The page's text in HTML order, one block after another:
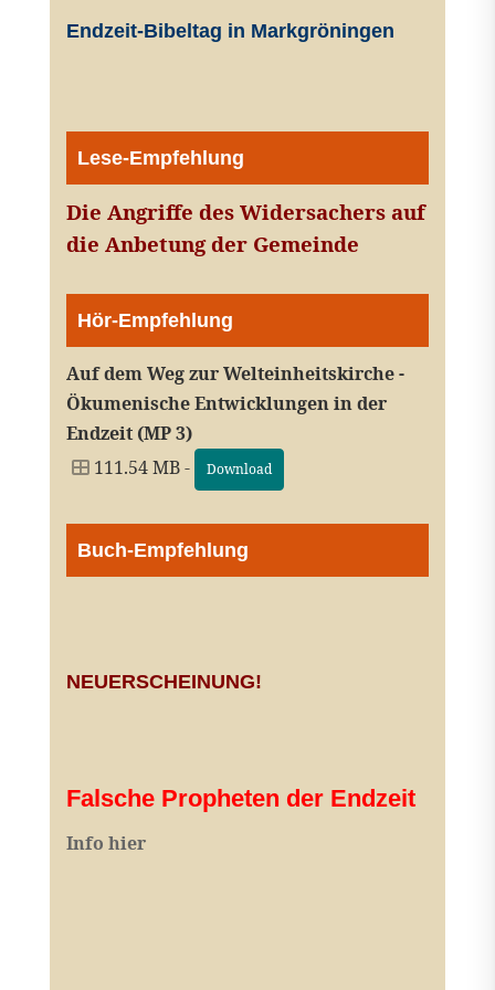
Endzeit-Bibeltag in Markgröningen
Lese-Empfehlung
Die Angriffe des Widersachers auf
die Anbetung der Gemeinde
Hör-Empfehlung
Auf dem Weg zur Welteinheitskirche -
Ökumenische Entwicklungen in der
Endzeit (MP 3)
111.54 MB -
Download
Buch-Empfehlung
NEUERSCHEINUNG!
Falsche Propheten der Endzeit
Info hier